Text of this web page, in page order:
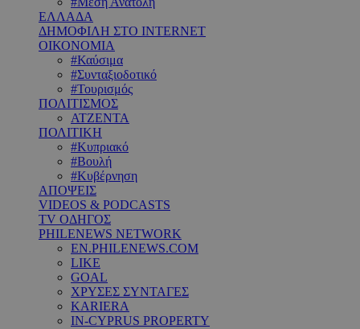
ΕΛΛΑΔΑ
ΔΗΜΟΦΙΛΗ ΣΤΟ INTERNET
ΟΙΚΟΝΟΜΙΑ
#Καύσιμα
#Συνταξιοδοτικό
#Τουρισμός
ΠΟΛΙΤΙΣΜΟΣ
ΑΤΖΕΝΤΑ
ΠΟΛΙΤΙΚΗ
#Κυπριακό
#Βουλή
#Κυβέρνηση
ΑΠΟΨΕΙΣ
VIDEOS & PODCASTS
TV ΟΔΗΓΟΣ
PHILENEWS NETWORK
EN.PHILENEWS.COM
LIKE
GOAL
ΧΡΥΣΕΣ ΣΥΝΤΑΓΕΣ
KARIERA
IN-CYPRUS PROPERTY